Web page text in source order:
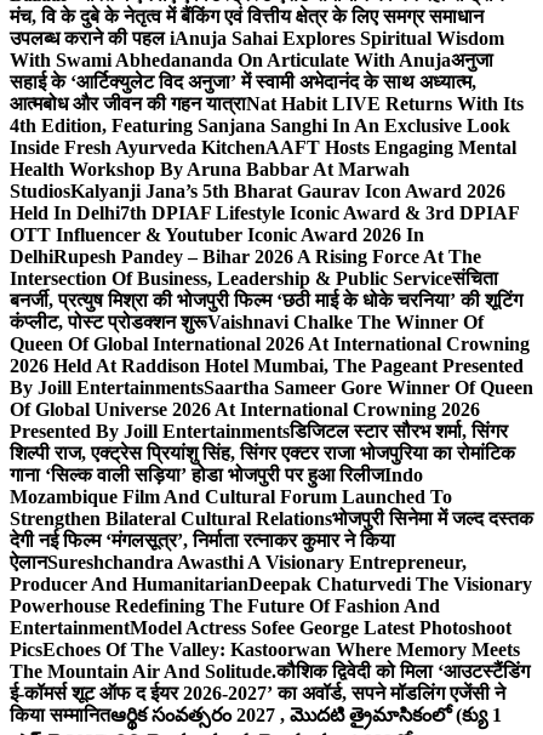
मंच, वि के दुबे के नेतृत्व में बैंकिंग एवं वित्तीय क्षेत्र के लिए समग्र समाधान
उपलब्ध कराने की पहल iAnuja Sahai Explores Spiritual Wisdom
With Swami Abhedananda On Articulate With Anujaअनुजा
सहाई के ‘आर्टिक्युलेट विद अनुजा’ में स्वामी अभेदानंद के साथ अध्यात्म,
आत्मबोध और जीवन की गहन यात्राNat Habit LIVE Returns With Its
4th Edition, Featuring Sanjana Sanghi In An Exclusive Look
Inside Fresh Ayurveda KitchenAAFT Hosts Engaging Mental
Health Workshop By Aruna Babbar At Marwah
StudiosKalyanji Jana’s 5th Bharat Gaurav Icon Award 2026
Held In Delhi7th DPIAF Lifestyle Iconic Award & 3rd DPIAF
OTT Influencer & Youtuber Iconic Award 2026 In
DelhiRupesh Pandey – Bihar 2026 A Rising Force At The
Intersection Of Business, Leadership & Public Serviceसंचिता
बनर्जी, प्रत्युष मिश्रा की भोजपुरी फिल्म ‘छठी माई के धोके चरनिया’ की शूटिंग
कंप्लीट, पोस्ट प्रोडक्शन शुरूVaishnavi Chalke The Winner Of
Queen Of Global International 2026 At International Crowning
2026 Held At Raddison Hotel Mumbai, The Pageant Presented
By Joill EntertainmentsSaartha Sameer Gore Winner Of Queen
Of Global Universe 2026 At International Crowning 2026
Presented By Joill Entertainmentsडिजिटल स्टार सौरभ शर्मा, सिंगर
शिल्पी राज, एक्ट्रेस प्रियांशु सिंह, सिंगर एक्टर राजा भोजपुरिया का रोमांटिक
गाना ‘सिल्क वाली सड़िया’ होडा भोजपुरी पर हुआ रिलीजIndo
Mozambique Film And Cultural Forum Launched To
Strengthen Bilateral Cultural Relationsभोजपुरी सिनेमा में जल्द दस्तक
देगी नई फिल्म ‘मंगलसूत्र’, निर्माता रत्नाकर कुमार ने किया
ऐलानSureshchandra Awasthi A Visionary Entrepreneur,
Producer And HumanitarianDeepak Chaturvedi The Visionary
Powerhouse Redefining The Future Of Fashion And
EntertainmentModel Actress Sofee George Latest Photoshoot
PicsEchoes Of The Valley: Kastoorwan Where Memory Meets
The Mountain Air And Solitude.कौशिक द्विवेदी को मिला ‘आउटस्टैंडिंग
ई-कॉमर्स शूट ऑफ द ईयर 2026-2027’ का अवॉर्ड, सपने मॉडलिंग एजेंसी ने
किया सम्मानितఆర్థిక సంవత్సరం 2027 , మొదటి త్రైమాసికంలో (క్యు 1